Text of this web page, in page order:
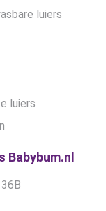
luiers
luiers